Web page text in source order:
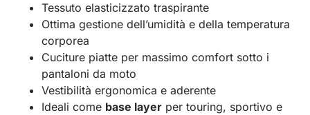
Tessuto elasticizzato traspirante
Ottima gestione dell’umidità e della temperatura
corporea
Cuciture piatte per massimo comfort sotto i
pantaloni da moto
Vestibilità ergonomica e aderente
Ideali come base layer per touring, sportivo e